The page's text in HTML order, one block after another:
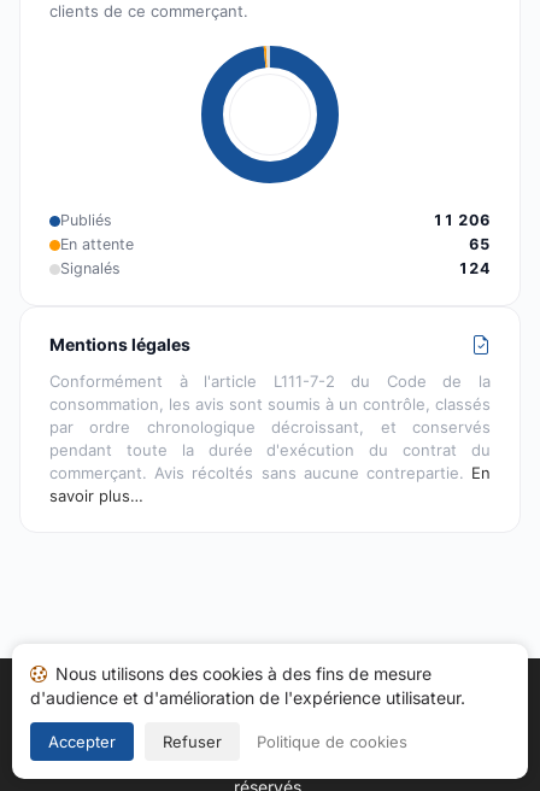
clients de ce commerçant.
Publiés
11 206
En attente
65
Signalés
124
Mentions légales
Conformément à l'article L111-7-2 du Code de la
consommation, les avis sont soumis à un contrôle, classés
par ordre chronologique décroissant, et conservés
pendant toute la durée d'exécution du contrat du
commerçant. Avis récoltés sans aucune contrepartie. En
savoir plus…
Accueil Mes avis Catégories CGU
Cookies
Politique de confidentialité
Copyright © 2026
réservés.
Nous utilisons des cookies à des fins de mesure
d'audience et d'amélioration de l'expérience utilisateur.
Accepter Refuser Politique de cookies